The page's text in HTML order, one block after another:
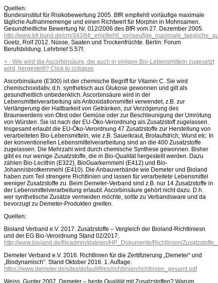
Quellen:
Bundesinstitut für Risikobewertung 2005. BfR empfiehlt vorläufige maximale
tägliche Aufnahmemenge und einen Richtwert für Morphin in Mohnsamen.
Gesundheitliche Bewertung Nr. 012/2006 des BfR vom 27. Dezember 2005.
http://www.bfr.bund.de/cm/343/
Goetz, Rolf 2012. Nüsse, Saaten und Trockenfrüchte. Berlin: Forum
Berufsbildung. Lehrbrief S.57f.
+ - Wie wird die Ascorbinsäure, die auch in einigen Bio-Lebensmitteln zugesetzt
wird, hergestellt? Click to collapse
Ascorbinsäure (E300) ist der chemische Begriff für Vitamin C. Sie wird
chemischoxidativ, d.h. synthetisch aus Glukose gewonnen und gilt als
gesundheitlich unbedenklich. Ascorbinsäure wird in der
Lebensmittelverarbeitung als Antioxidationsmittel verwendet, z.B. zur
Verlängerung der Haltbarkeit von Getränken, zur Verzögerung des
Braunwerdens von Obst oder Gemüse oder zur Beschleunigung der Umrötung
von Würsten. Sie ist nach der EU-Öko-Verordnung als Zusatzstoff zugelassen.
Insgesamt erlaubt die EU-Öko-Verordnung 47 Zusatzstoffe zur Herstellung von
verarbeiteten Bio-Lebensmitteln, wie z.B. Sauerkraut, Brotaufstrich, Wurst etc. In
der konventionellen Lebensmittelverarbeitung sind an die 400 Zusatzstoffe
zugelassen. Die Mehrzahl wird durch chemische Synthese gewonnen. Bisher
gibt es nur wenige Zusatzstoffe, die in Bio-Qualität hergestellt werden. Dazu
zählen Bio-Lecithin (E322), BioGuarkernmehl (E412) und Bio-
Johannisbrotkernmehl (E410). Die Anbauverbände wie Demeter und Bioland
haben zum Teil strengere Richtlinien und lassen für verarbeitete Lebensmittel
weniger Zusatzstoffe zu. Beim Demeter-Verband sind z.B. nur 14 Zusatzstoffe in
der Lebensmittelverarbeitung erlaubt. Ascorbinsäure gehört nicht dazu. D.h.
wer synthetische Zusätze vermeiden möchte, sollte zu Verbandsware und da
bevorzugt zu Demeter-Produkten greifen.
Quellen:
Bioland Verband e.V. 2017. Zusatzstoffe – Vergleich der Bioland-Richtliniesn
und der EG Bio-Verordnung Stand 02/2017.
http://www.bioland.de/fileadmin/dateien/HP_Dokumente/Richtlinien/
Demeter Verband e.V. 2016. Richtlinien für die Zertifizierung „Demeter“ und
„Biodynamisch“. Stand Oktober 2016. 1. Auflage.
https://www.demeter.de/sites/default/files/richtlinien/richtlinien_gesamt.pdf
Weiss, Gunter 2007. Demeter – beste Qualität mit Zusatzstoffen? Warum